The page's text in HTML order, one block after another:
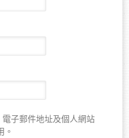
子郵件地址及個人網站
。